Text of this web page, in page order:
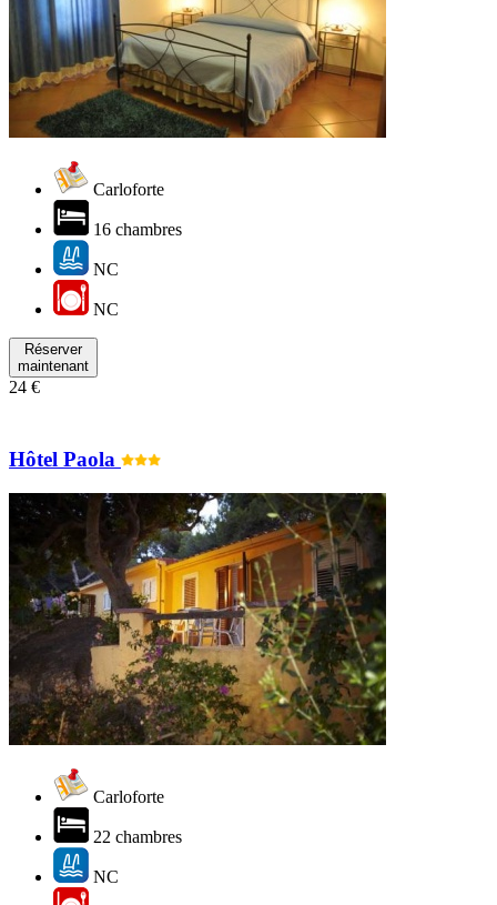
Carloforte
16 chambres
NC
NC
Réserver
maintenant
24 €
Hôtel Paola
Carloforte
22 chambres
NC